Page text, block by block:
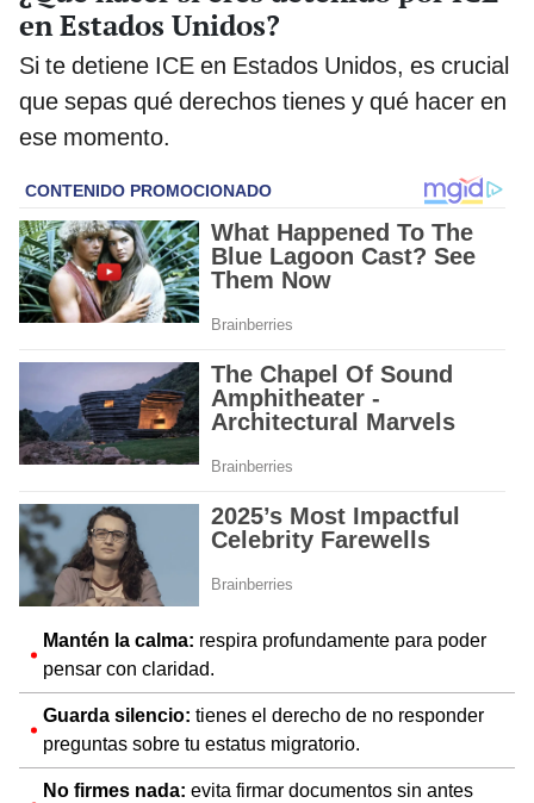
en Estados Unidos?
Si te detiene ICE en Estados Unidos, es crucial
que sepas qué derechos tienes y qué hacer en
ese momento.
Mantén la calma: respira profundamente para poder
pensar con claridad.
Guarda silencio: tienes el derecho de no responder
preguntas sobre tu estatus migratorio.
No firmes nada: evita firmar documentos sin antes